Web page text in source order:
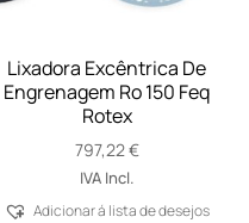
Lixadora Excêntrica De
Engrenagem Ro 150 Feq
Rotex
797,22€
IVA Incl.
Adicionar á lista de desejos